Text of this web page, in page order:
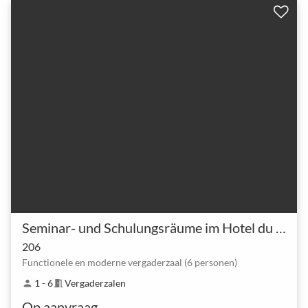
206
Functionele en moderne vergaderzaal (6 personen)
person 1 - 6meeting_room Vergaderzalen